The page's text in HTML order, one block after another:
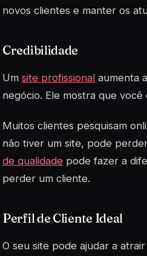
novos clientes e manter os
Credibilidade
Um site profissional aumenta
negócio. Ele mostra que você
Muitos clientes pesquisam
não tiver um site, pode
de qualidade pode fazer a
perder um cliente.
Perfil de Cliente Ideal
O seu site pode ajudar a